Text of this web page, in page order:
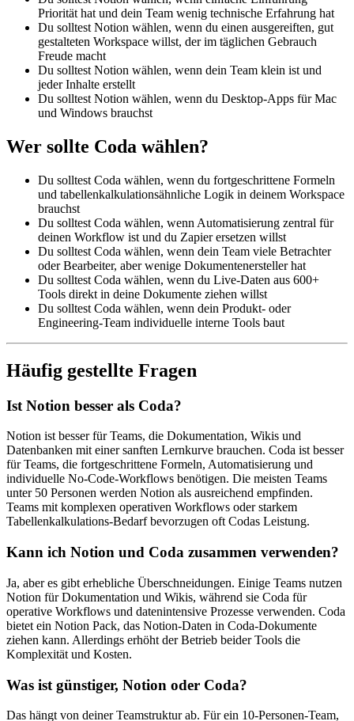
Priorität hat und dein Team wenig technische Erfahrung hat
Du solltest Notion wählen, wenn du einen ausgereiften, gut
gestalteten Workspace willst, der im täglichen Gebrauch
Freude macht
Du solltest Notion wählen, wenn dein Team klein ist und
jeder Inhalte erstellt
Du solltest Notion wählen, wenn du Desktop-Apps für Mac
und Windows brauchst
Wer sollte Coda wählen?
Du solltest Coda wählen, wenn du fortgeschrittene Formeln
und tabellenkalkulationsähnliche Logik in deinem Workspace
brauchst
Du solltest Coda wählen, wenn Automatisierung zentral für
deinen Workflow ist und du Zapier ersetzen willst
Du solltest Coda wählen, wenn dein Team viele Betrachter
oder Bearbeiter, aber wenige Dokumentenersteller hat
Du solltest Coda wählen, wenn du Live-Daten aus 600+
Tools direkt in deine Dokumente ziehen willst
Du solltest Coda wählen, wenn dein Produkt- oder
Engineering-Team individuelle interne Tools baut
Häufig gestellte Fragen
Ist Notion besser als Coda?
Notion ist besser für Teams, die Dokumentation, Wikis und
Datenbanken mit einer sanften Lernkurve brauchen. Coda ist besser
für Teams, die fortgeschrittene Formeln, Automatisierung und
individuelle No-Code-Workflows benötigen. Die meisten Teams
unter 50 Personen werden Notion als ausreichend empfinden.
Teams mit komplexen operativen Workflows oder starkem
Tabellenkalkulations-Bedarf bevorzugen oft Codas Leistung.
Kann ich Notion und Coda zusammen verwenden?
Ja, aber es gibt erhebliche Überschneidungen. Einige Teams nutzen
Notion für Dokumentation und Wikis, während sie Coda für
operative Workflows und datenintensive Prozesse verwenden. Coda
bietet ein Notion Pack, das Notion-Daten in Coda-Dokumente
ziehen kann. Allerdings erhöht der Betrieb beider Tools die
Komplexität und Kosten.
Was ist günstiger, Notion oder Coda?
Das hängt von deiner Teamstruktur ab. Für ein 10-Personen-Team,